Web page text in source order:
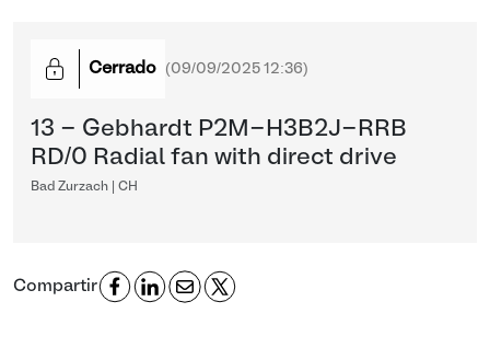
Cerrado (09/09/2025 12:36)
13 - Gebhardt P2M-H3B2J-RRB
RD/0 Radial fan with direct drive
Bad Zurzach | CH
Compartir